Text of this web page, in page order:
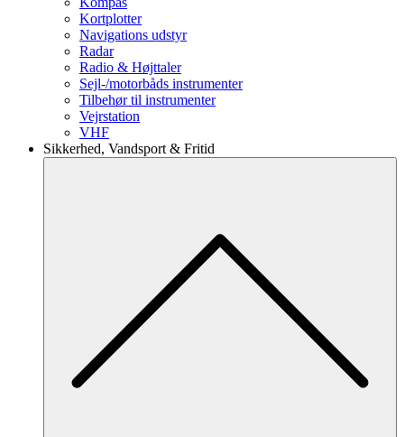
Kortplotter
Navigations udstyr
Radar
Radio & Højttaler
Sejl-/motorbåds instrumenter
Tilbehør til instrumenter
Vejrstation
VHF
Sikkerhed, Vandsport & Fritid